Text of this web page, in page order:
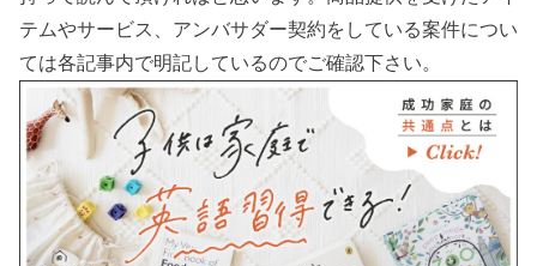
テムやサービス、アンバサダー契約をしている案件につい
ては各記事内で明記しているのでご確認下さい。